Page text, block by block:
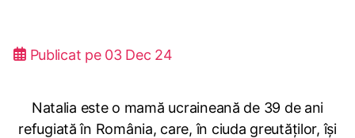
Publicat pe 03 Dec 24
Natalia este o mamă ucraineană de 39 de ani
refugiată în România, care, în ciuda greutăților, își